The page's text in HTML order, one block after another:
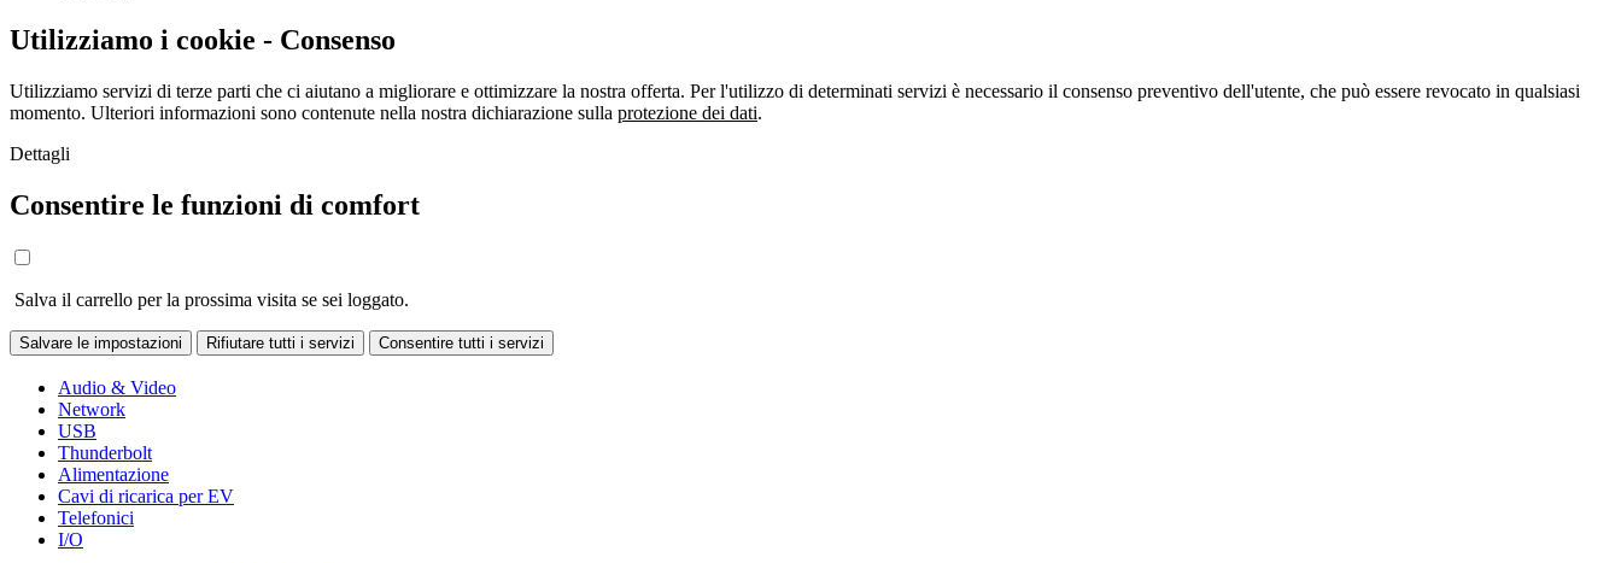
Utilizziamo i cookie - Consenso
Utilizziamo servizi di terze parti che ci aiutano a migliorare e ottimizzare la nostra offerta. Per l'utilizzo di determinati servizi è necessario il consenso preventivo dell'utente, che può essere revocato in qualsiasi
momento. Ulteriori informazioni sono contenute nella nostra dichiarazione sulla protezione dei dati.
Dettagli
Consentire le funzioni di comfort
Salva il carrello per la prossima visita se sei loggato.
Salvare le impostazioni Rifiutare tutti i servizi Consentire tutti i servizi
Audio & Video
Network
USB
Thunderbolt
Alimentazione
Cavi di ricarica per EV
Telefonici
I/O